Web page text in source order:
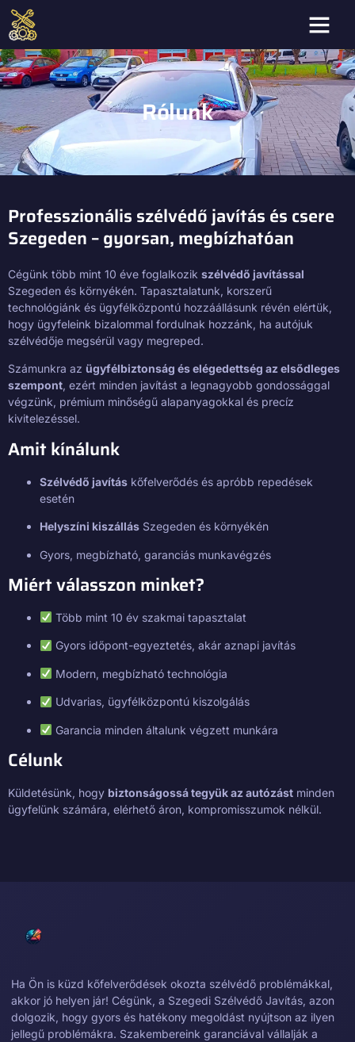
Rólunk
Professzionális szélvédő javítás és csere
Szegeden – gyorsan, megbízhatóan
Cégünk több mint 10 éve foglalkozik szélvédő javítással
Szegeden és környékén. Tapasztalatunk, korszerű
technológiánk és ügyfélközpontú hozzáállásunk révén elértük,
hogy ügyfeleink bizalommal fordulnak hozzánk, ha autójuk
szélvédője megsérül vagy megreped.
Számunkra az ügyfélbiztonság és elégedettség az elsődleges
szempont, ezért minden javítást a legnagyobb gondossággal
végzünk, prémium minőségű alapanyagokkal és precíz
kivitelezéssel.
Amit kínálunk
Szélvédő javítás kőfelverődés és apróbb repedések
esetén
Helyszíni kiszállás Szegeden és környékén
Gyors, megbízható, garanciás munkavégzés
Miért válasszon minket?
Több mint 10 év szakmai tapasztalat
Gyors időpont-egyeztetés, akár aznapi javítás
Modern, megbízható technológia
Udvarias, ügyfélközpontú kiszolgálás
Garancia minden általunk végzett munkára
Célunk
Küldetésünk, hogy biztonságossá tegyük az autózást minden
ügyfelünk számára, elérhető áron, kompromisszumok nélkül.
Ha Ön is küzd kőfelverődések okozta szélvédő problémákkal,
akkor jó helyen jár! Cégünk, a Szegedi Szélvédő Javítás, azon
dolgozik, hogy gyors és hatékony megoldást nyújtson az ilyen
jellegű problémákra. Szakembereink garanciával vállalják a